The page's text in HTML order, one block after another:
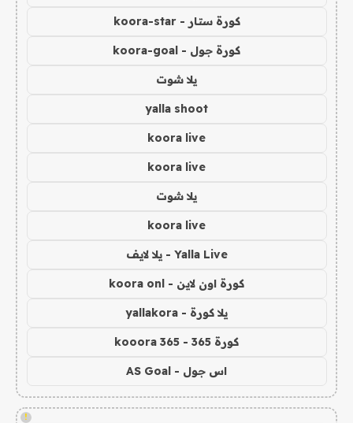
كورة ستار - koora-star
كورة جول - koora-goal
يلا شوت
yalla shoot
koora live
koora live
يلا شوت
koora live
Yalla Live - يلا لايف
كورة اون لاين - koora onl
يلا كورة - yallakora
كورة 365 - kooora 365
اس جول - AS Goal
!